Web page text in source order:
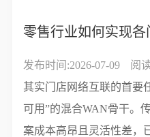
零售行业如何实现各
发布时间:2026-07-09
阅
其实门店网络互联的首要
可用”的混合WAN骨干。
案成本高昂且灵活性差，